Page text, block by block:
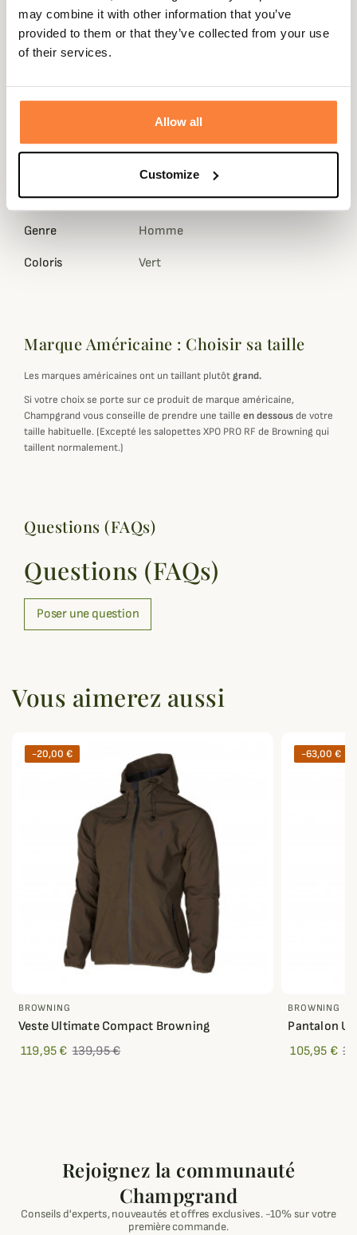
may combine it with other information that you’ve
provided to them or that they’ve collected from your use
of their services.
Allow all
Customize
que le legging ne remonte même avec des chaussettes et
des bottes par dessus.
Par grand froid, cet
affronter l'hiver !
Fiche technique
Composition
72% Polyester, 22% Polyamide, 6%
Elasthanne.
Matière Élasthanne, Polyamide, Polyester
Genre Homme
Coloris Vert
Marque Américaine : Choisir sa taille
Les marques américaines ont un taillant plutôt grand.
Si votre choix se porte sur ce produit de marque américaine,
Champgrand vous conseille de prendre une taille en dessousde votre
taille habituelle. (Excepté les salopettes XPO PRO RF de Browning qui
taillent normalement.)
Questions (FAQs)
Questions (FAQs)
Poser une question
Vous aimerez aussi
-20,00 €
BROWNING
Veste Ultimate Compact Browning
119,95 € 139,95 €
-63,00 €
BROWNING
Pantalon
105,95 €
Rejoignez la communauté
Champgrand
Conseils d'experts, nouveautés et offres exclusives. -10% sur votre
première commande.